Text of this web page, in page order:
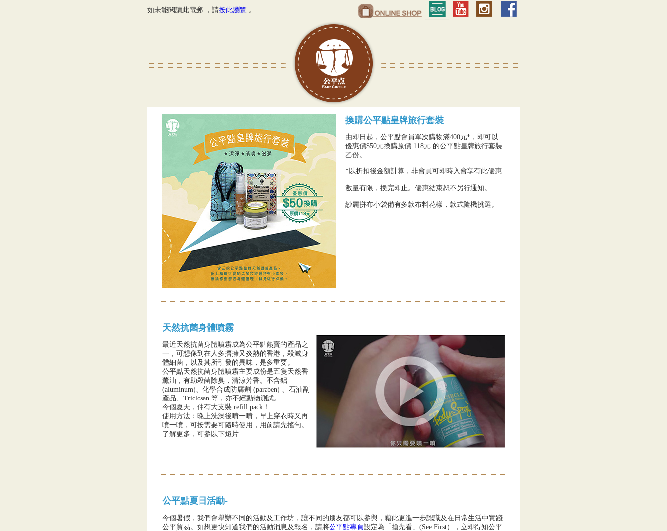
如未能閱讀此電郵 ，請按此瀏覽 。
換購公平點皇牌旅行套裝
由即日起，公平點會員單次購物滿400元*，即可以
優惠價$50元換購原價 118元 的公平點皇牌旅行套裝
乙份。
*以折扣後金額計算，非會員可即時入會享有此優惠
數量有限，換完即止。優惠結束恕不另行通知。
紗麗拼布小袋備有多款布料花樣，款式隨機挑選。
天然抗菌身體噴霧
最近天然抗菌身體噴霧成為公平點熱賣的產品之
一，可想像到在人多擠擁又炎熱的香港，殺滅身
體細菌，以及其所引發的異味，是多重要。
公平點天然抗菌身體噴霧主要成份是五隻天然香
薰油，有助殺菌除臭，清涼芳香。不含鋁
(aluminum)、化學合成防腐劑 (paraben) 、石油副
產品、Triclosan 等，亦不經動物測試。
今個夏天，仲有大支裝 refill pack！
使用方法：晚上洗澡後噴一噴，早上穿衣時又再
噴一噴，可按需要可隨時使用，用前請先搖勻。
了解更多，可參以下短片:
公平點夏日活動-
今個暑假，我們會舉辦不同的活動及工作坊，讓不同的朋友都可以參與，藉此更進一步認識及在日常生活中實踐
公平貿易。如想更快知道我們的活動消息及報名，請將公平點專頁設定為「搶先看」(See First），立即得知公平